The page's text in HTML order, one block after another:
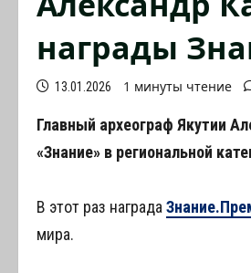
награды
13.01.2026 1 минуты чтение
Главный археограф Якутии
«Знание» в региональной
В этот раз награда
мира.